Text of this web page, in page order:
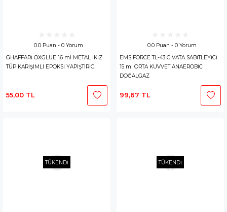
0.0 Puan - 0 Yorum
GHAFFARİ OXGLUE 16 ml METAL İKİZ
TÜP KARIŞIMLI EPOKSİ YAPIŞTIRICI
55,00 TL
0.0 Puan - 0 Yorum
EMS FORCE TL-43 CİVATA SABİTLEYİCİ
15 ml ORTA KUVVET ANAEROBİC
DOĞALGAZ
99,67 TL
TÜKENDİ TÜKENDİ